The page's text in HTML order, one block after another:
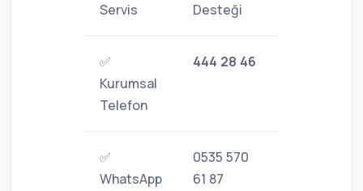
Servis
Desteği
✅
Kurumsal
Telefon
444 28 46
✅
WhatsApp
0535 570
61 87